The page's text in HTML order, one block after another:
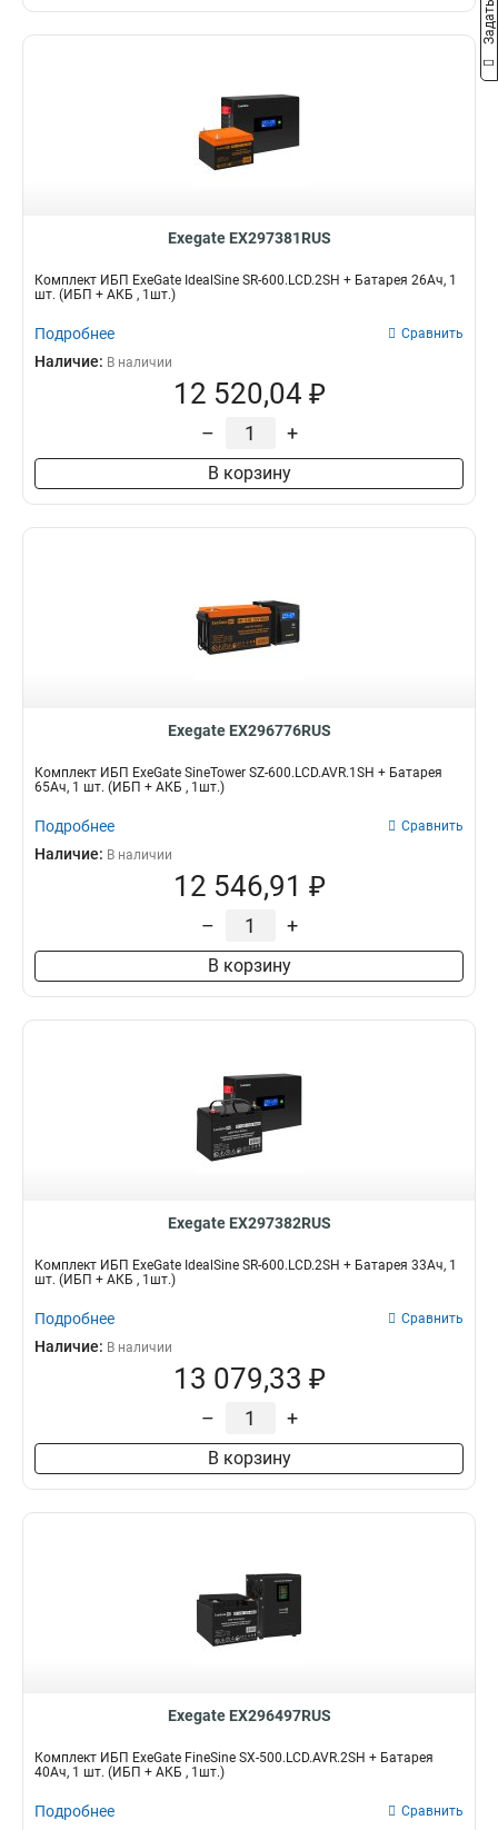
Exegate EX297381RUS
Комплект ИБП ExeGate IdealSine SR-600.LCD.2SH + Батарея 26Aч, 1
шт. (ИБП + АКБ , 1шт.)
Подробнее Сравнить
Наличие: В наличии
12 520,04 ₽
– +
В корзину
Exegate EX296776RUS
Комплект ИБП ExeGate SineTower SZ-600.LCD.AVR.1SH + Батарея
65Aч, 1 шт. (ИБП + АКБ , 1шт.)
Подробнее Сравнить
Наличие: В наличии
12 546,91 ₽
– +
В корзину
Exegate EX297382RUS
Комплект ИБП ExeGate IdealSine SR-600.LCD.2SH + Батарея 33Aч, 1
шт. (ИБП + АКБ , 1шт.)
Подробнее Сравнить
Наличие: В наличии
13 079,33 ₽
– +
В корзину
Exegate EX296497RUS
Комплект ИБП ExeGate FineSine SX-500.LCD.AVR.2SH + Батарея
40Aч, 1 шт. (ИБП + АКБ , 1шт.)
Подробнее Сравнить